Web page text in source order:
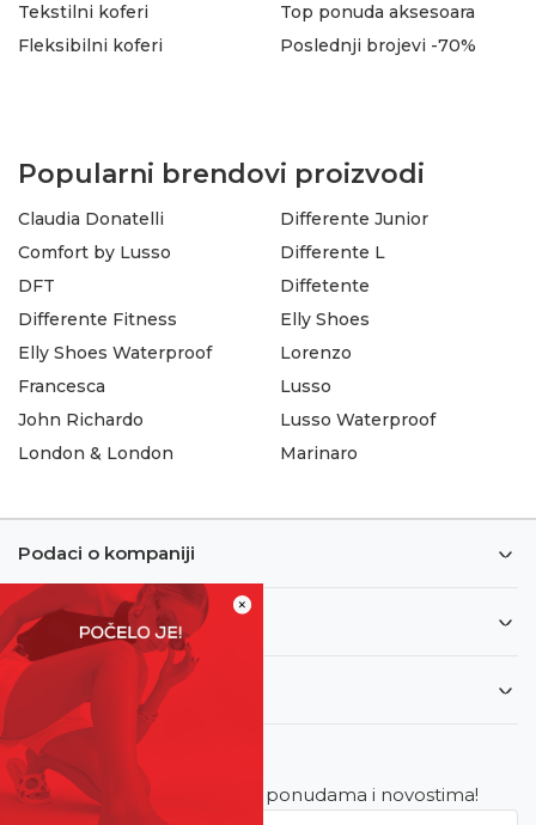
×
Tekstilni koferi
Fleksibilni koferi
Top ponuda aksesoara
Poslednji brojevi -70%
Popularni brendovi proizvodi
Claudia Donatelli
Comfort by Lusso
DFT
Differente Fitness
Differente Junior
Differente L
Diffetente
Elly Shoes
Elly Shoes Waterproof
Francesca
John Richardo
London & London
Lorenzo
Lusso
Lusso Waterproof
Marinaro
Podaci o kompaniji
Informacije
Korisnički servis
Newsletter
Budite u toku sa najnovijim ponudama i novostima!